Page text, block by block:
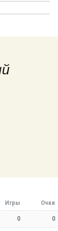
Игры Очки
0 0